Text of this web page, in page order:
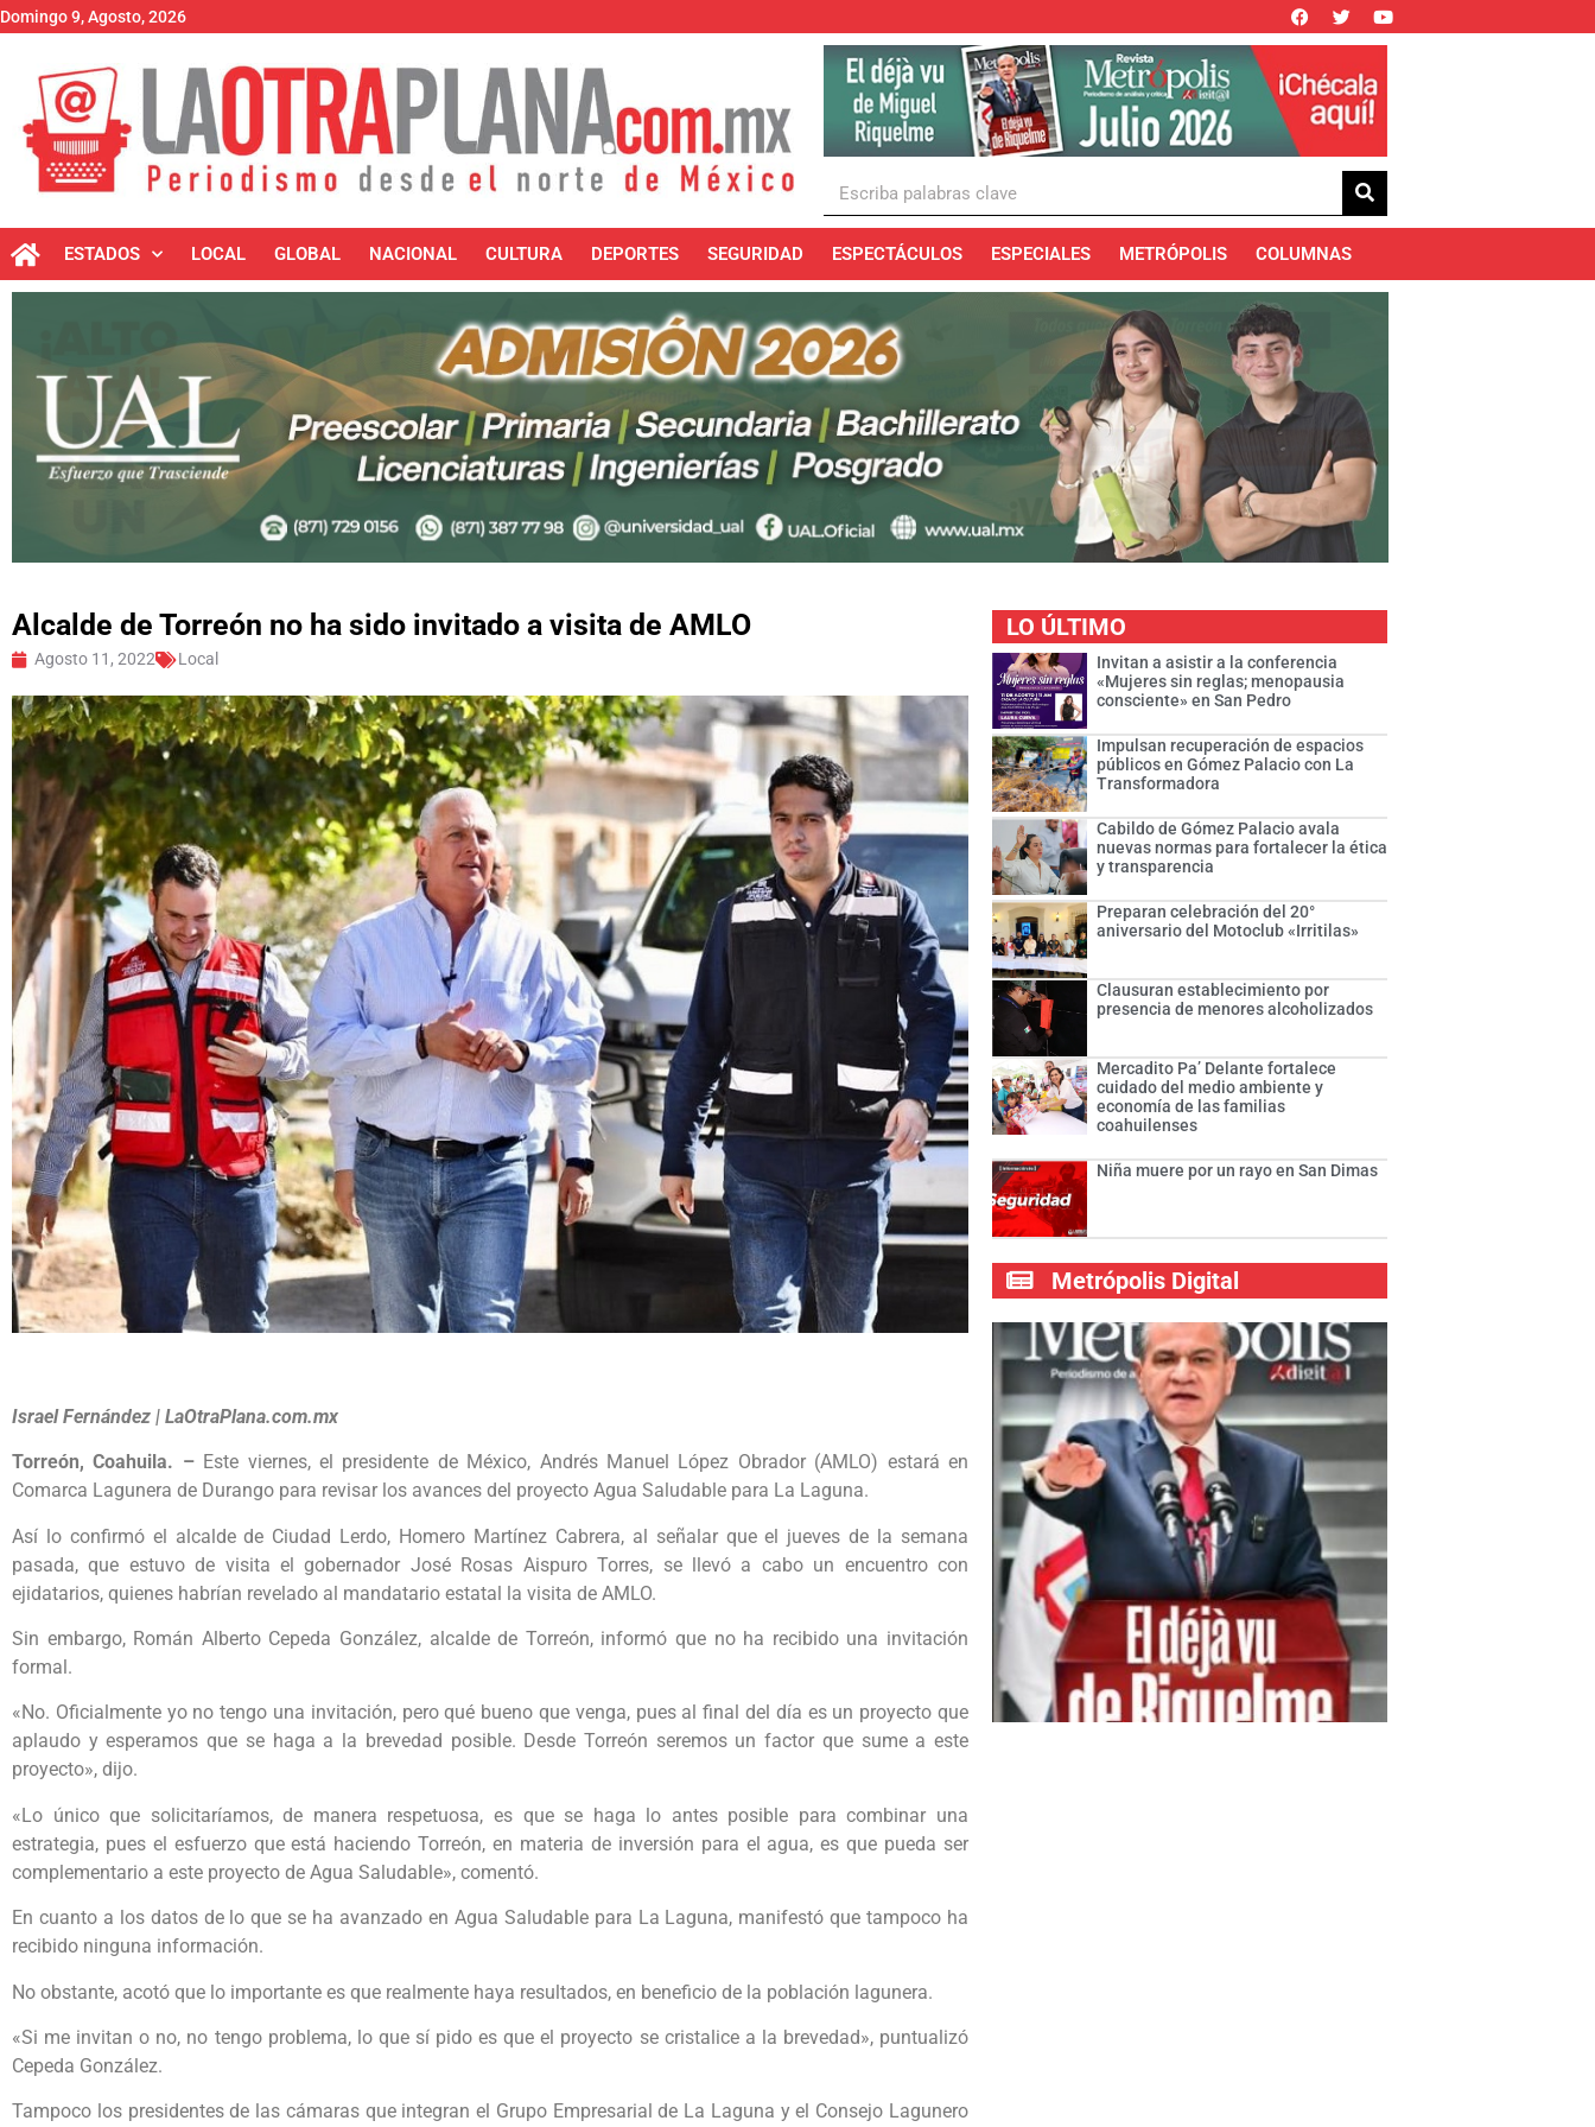
Domingo 9, Agosto, 2026
ESTADOS LOCAL GLOBAL NACIONAL CULTURA DEPORTES SEGURIDAD ESPECTÁCULOS ESPECIALES METRÓPOLIS COLUMNAS
Alcalde de Torreón no ha sido invitado a visita de AMLO
Agosto 11, 2022 Local
Israel Fernández | LaOtraPlana.com.mx
Torreón, Coahuila. –Este viernes, el presidente de México, Andrés Manuel López Obrador (AMLO) estará en
Comarca Lagunera de Durango para revisar los avances del proyecto Agua Saludable para La Laguna.
Así lo confirmó el alcalde de Ciudad Lerdo, Homero Martínez Cabrera, al señalar que el jueves de la semana
pasada, que estuvo de visita el gobernador José Rosas Aispuro Torres, se llevó a cabo un encuentro con
ejidatarios, quienes habrían revelado al mandatario estatal la visita de AMLO.
Sin embargo, Román Alberto Cepeda González, alcalde de Torreón, informó que no ha recibido una invitación
formal.
«No. Oficialmente yo no tengo una invitación, pero qué bueno que venga, pues al final del día es un proyecto que
aplaudo y esperamos que se haga a la brevedad posible. Desde Torreón seremos un factor que sume a este
proyecto», dijo.
«Lo único que solicitaríamos, de manera respetuosa, es que se haga lo antes posible para combinar una
estrategia, pues el esfuerzo que está haciendo Torreón, en materia de inversión para el agua, es que pueda ser
complementario a este proyecto de Agua Saludable», comentó.
En cuanto a los datos de lo que se ha avanzado en Agua Saludable para La Laguna, manifestó que tampoco ha
recibido ninguna información.
No obstante, acotó que lo importante es que realmente haya resultados, en beneficio de la población lagunera.
«Si me invitan o no, no tengo problema, lo que sí pido es que el proyecto se cristalice a la brevedad», puntualizó
Cepeda González.
Tampoco los presidentes de las cámaras que integran el Grupo Empresarial de La Laguna y el Consejo Lagunero
LO ÚLTIMO
Invitan a asistir a la conferencia
«Mujeres sin reglas; menopausia
consciente» en San Pedro
Impulsan recuperación de espacios
públicos en Gómez Palacio con La
Transformadora
Cabildo de Gómez Palacio avala
nuevas normas para fortalecer la ética
y transparencia
Preparan celebración del 20°
aniversario del Motoclub «Irritilas»
Clausuran establecimiento por
presencia de menores alcoholizados
Mercadito Pa’ Delante fortalece
cuidado del medio ambiente y
economía de las familias
coahuilenses
Niña muere por un rayo en San Dimas
Metrópolis Digital